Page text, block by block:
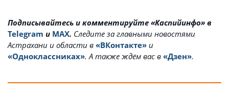
Подписывайтесь и комментируйте «Каспийинфо» в
Telegram и MAX. Cледите за главными новостями
Астрахани и области в «ВКонтакте» и
«Одноклассниках». А также ждём вас в «Дзен».